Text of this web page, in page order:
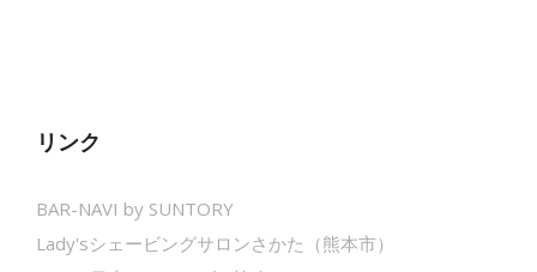
リンク
BAR-NAVI by SUNTORY
Lady'sシェービングサロンさかた（熊本市）